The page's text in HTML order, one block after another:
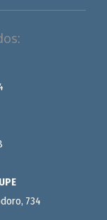
734